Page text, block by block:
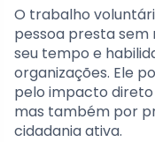
O trabalho
pessoa presta
seu tempo e
organizações. Ele
pelo impacto direto
mas também por
cidadania ativa.